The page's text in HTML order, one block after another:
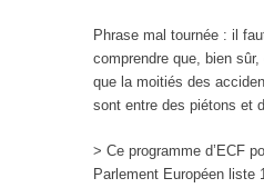
Phrase mal tournée : il
comprendre que, bien
que la moitiés des
sont entre des piétons et
> Ce programme d’ECF
Parlement Européen liste